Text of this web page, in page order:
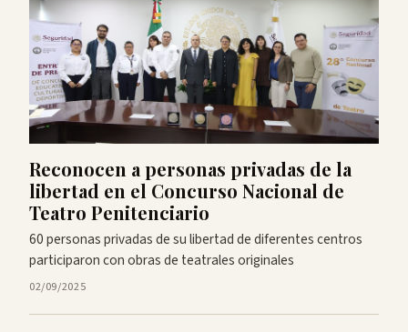
Reconocen a personas privadas de la
libertad en el Concurso Nacional de
Teatro Penitenciario
60 personas privadas de su libertad de diferentes centros
participaron con obras de teatrales originales
02/09/2025